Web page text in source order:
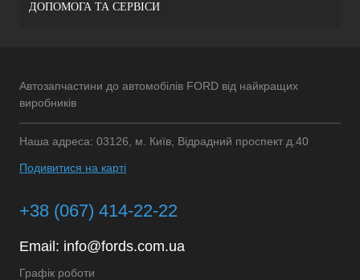
ДОПОМОГА ТА СЕРВІСИ
Автозапчастини до автомобілів FORD від найкращих
виробників
Наша адреса: 03126, м. Київ, Відрадний проспект д.40
Подивитися на карті
+38 (067) 414-22-22
Email: info@fords.com.ua
Графік роботи